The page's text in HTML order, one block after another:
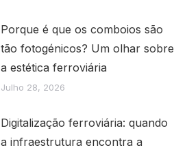
Porque é que os comboios são
tão fotogénicos? Um olhar sobre
a estética ferroviária
Julho 28, 2026
Digitalização ferroviária: quando
a infraestrutura encontra a